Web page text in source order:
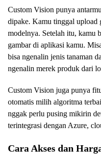
Custom Vision punya
dipake. Kamu tinggal upload
modelnya. Setelah itu, kamu
gambar di aplikasi kamu.
bisa ngenalin jenis tanaman
ngenalin merek produk dari
Custom Vision juga punya
otomatis milih algoritma
nggak perlu pusing mikirin
terintegrasi dengan Azure,
Cara Akses dan